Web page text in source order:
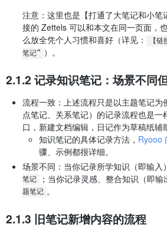
注意：这里也是【打通了大笔记和小笔
接的 Zettels 可以和本文在同一页面，
么放全凭个人习惯和喜好（详见：
【
笔记” ）。
2.1.2 记录知识笔记：场景不同
流程一致：上述流程只是以主题笔记为
点笔记、关系笔记）的记录流程也是一
口，新建文档编辑，日记作为草稿纸辅
知识笔记的具体记录方法， Ryooo
骤、示例都很详细。
场景不同：当你记录所学知识（即输入
笔记
；当你记录灵感、整合知识（即
题笔记 。
2.1.3 旧笔记新增内容的流程